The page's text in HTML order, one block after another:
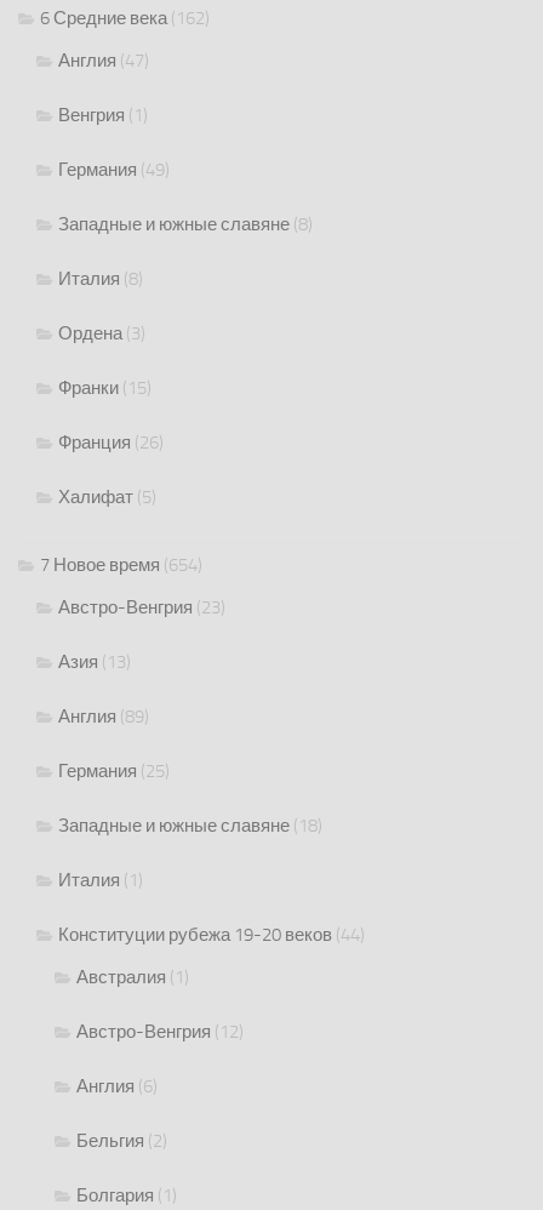
6 Средние века(162)
Англия (47)
Венгрия (1)
Германия (49)
Западные и южные славяне (8)
Италия (8)
Ордена(3)
Франки (15)
Франция (26)
Халифат (5)
7 Новое время (654)
Австро-Венгрия (23)
Азия (13)
Англия (89)
Германия (25)
Западные и южные славяне (18)
Италия (1)
Конституции рубежа 19-20 веков (44)
Австралия (1)
Австро-Венгрия (12)
Англия (6)
Бельгия (2)
Болгария (1)